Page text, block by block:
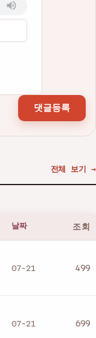
댓글등록
전체 보기 →
날짜 조회
07-21 499
07-21 699